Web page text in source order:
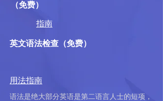
（免费）
指南
英文语法检查（免费）
用法指南
语法是绝大部分英语是第二语言人士的短项，